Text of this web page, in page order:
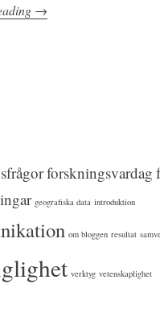
”Digitala
fram
Uppsala”
→
forskningsvardag
geografiska data introduktion
om bloggen resultat
verktyg vetenskaplighet